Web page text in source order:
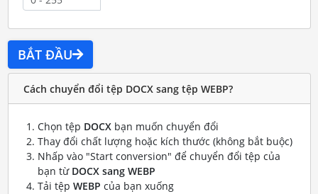
BẮT ĐẦU
Cách chuyển đổi tệp DOCX sang tệp WEBP?
Chọn tệp DOCXbạn muốn chuyển đổi
Thay đổi chất lượng hoặc kích thước (không bắt buộc)
Nhấp vào "Start conversion" để chuyển đổi tệp của
bạn từ DOCX sang WEBP
Tải tệp WEBP của bạn xuống